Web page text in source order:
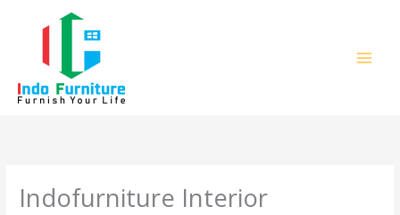
Indofurniture Interior